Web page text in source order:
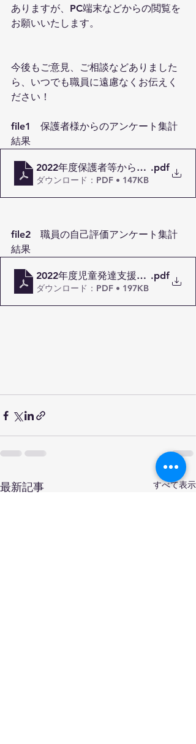
ありますが、PC端末などからの閲覧を
お願いいたします。
今後もご意見、ご相談などありました
ら、いつでも職員に遠慮なくお伝えく
ださい！
file1　保護者様からのアンケート集計
結果
2022年度保護者等からの児童発達
.pdf
ダウンロード：PDF • 147KB
file2　職員の自己評価アンケート集計
結果
2022年度児童発達支援事業所にお
.pdf
ダウンロード：PDF • 197KB
最新記事 すべて表示